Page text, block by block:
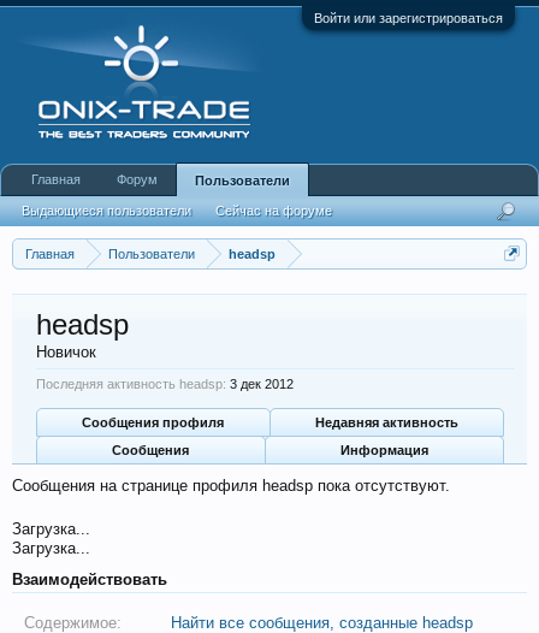
Войти или зарегистрироваться
Главная Пользователи headsp
headsp
Новичок
Последняя активность headsp: 3 дек 2012
Сообщения профиля
Недавняя активность
Сообщения
Информация
Сообщения на странице профиля headsp пока отсутствуют.
Загрузка...
Загрузка...
Взаимодействовать
Содержимое:
Найти все сообщения, созданные headsp
Главная Форум Пользователи
Выдающиеся пользователи Сейчас на форуме
Недавняя активность Новые сообщения профиля